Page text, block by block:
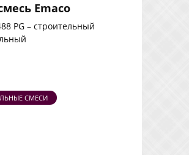
Emaco
PG – строительный
СМЕСИ